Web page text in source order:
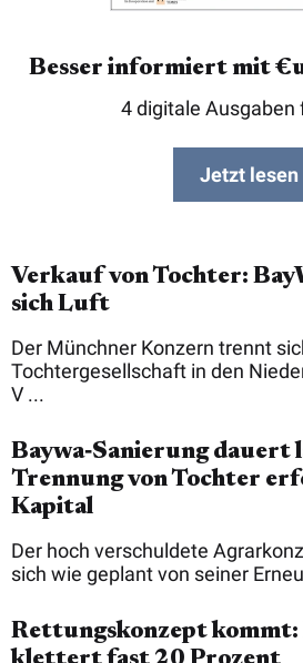
Besser informiert mit
4 digitale Ausgaben
Jetzt lesen
Verkauf von Tochter:
sich Luft
Der Münchner Konzern trennt
Tochtergesellschaft in den
V ...
Baywa‑Sanierung dauert
Trennung von Tochter
Kapital
Der hoch verschuldete
sich wie geplant von seiner
Rettungskonzept kommt: